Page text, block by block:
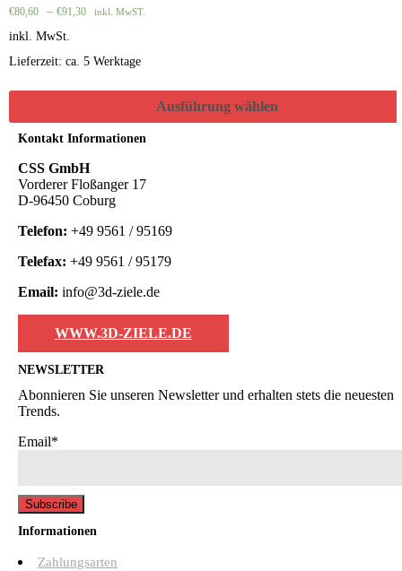
€80,60 –€91,30 inkl. MwST.
inkl. MwSt.
Lieferzeit: ca. 5 Werktage
Ausführung wählen
Kontakt Informationen
CSS GmbH
Vorderer Floßanger 17
D-96450 Coburg
Telefon: +49 9561 / 95169
Telefax: +49 9561 / 95179
Email: info@3d-ziele.de
WWW.3D-ZIELE.DE
NEWSLETTER
Abonnieren Sie unseren Newsletter und erhalten stets die neuesten
Trends.
Email*
Informationen
Zahlungsarten